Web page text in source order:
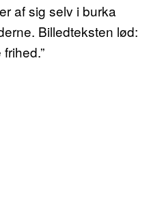
af sig selv i burka
Billedteksten lød: